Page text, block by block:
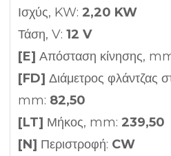
Ισχύς, KW: 2,20 KW
Τάση, V: 12 V
[E] Απόσταση κίνησης,
[FD] Διάμετρος φλάντζας
mm: 82,50
[LT] Μήκος, mm: 239,50
[N] Περιστροφή: CW